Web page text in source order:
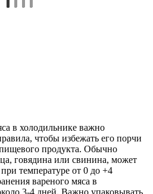
в холодильнике важно
чтобы избежать его порчи
продукта. Обычно
говядина или свинина, может
температуре от 0 до +4
вареного мяса в
3-4 дней. Важно упаковывать